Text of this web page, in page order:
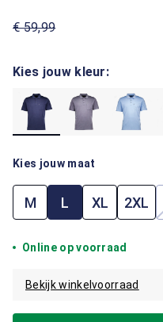
€ 59,99
Kies jouw kleur:
Kies jouw maat
M L XL 2XL
Online op voorraad
Bekijk winkelvoorraad